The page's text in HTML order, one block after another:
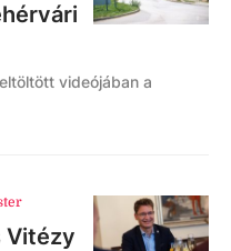
videójában a
Vitézy